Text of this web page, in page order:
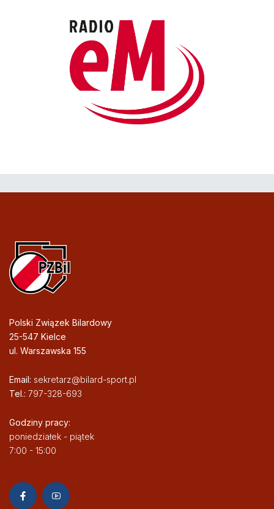
Polski Związek Bilardowy
25-547 Kielce
ul. Warszawska 155
Email: sekretarz@bilard-sport.pl
Tel.: 797-328-693
Godziny pracy:
poniedziałek - piątek
7:00 - 15:00